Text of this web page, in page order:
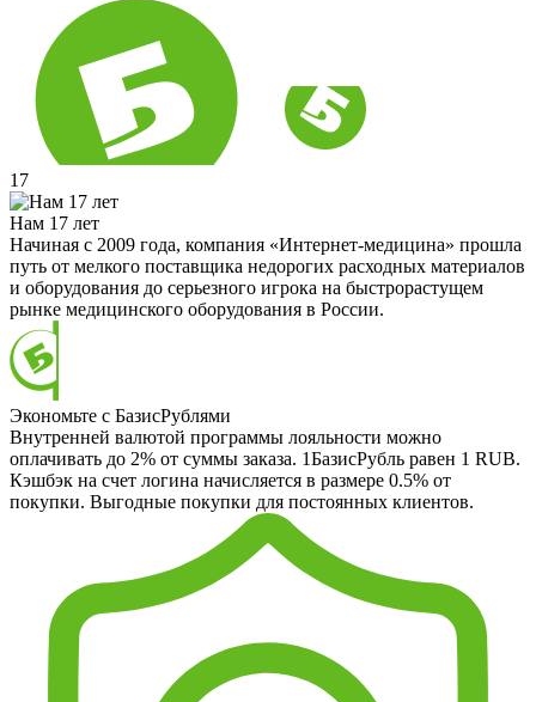
17
Нам 17 лет
Начиная с 2009 года, компания «Интернет-медицина» прошла
путь от мелкого поставщика недорогих расходных материалов
и оборудования до серьезного игрока на быстрорастущем
рынке медицинского оборудования в России.
Экономьте с БазисРублями
Внутренней валютой программы лояльности можно
оплачивать до 2% от суммы заказа. 1БазисРубль равен 1 RUB.
Кэшбэк на счет логина начисляется в размере 0.5% от
покупки. Выгодные покупки для постоянных клиентов.